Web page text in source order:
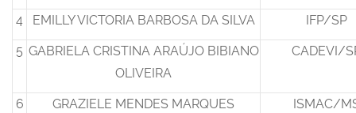
4 EMILLY VICTORIA BARBOSA DA SILVA IFP/SP
5 GABRIELA CRISTINA ARAÚJO BIBIANO
OLIVEIRA
CADEVI/
6 GRAZIELE MENDES MARQUES ISMAC/